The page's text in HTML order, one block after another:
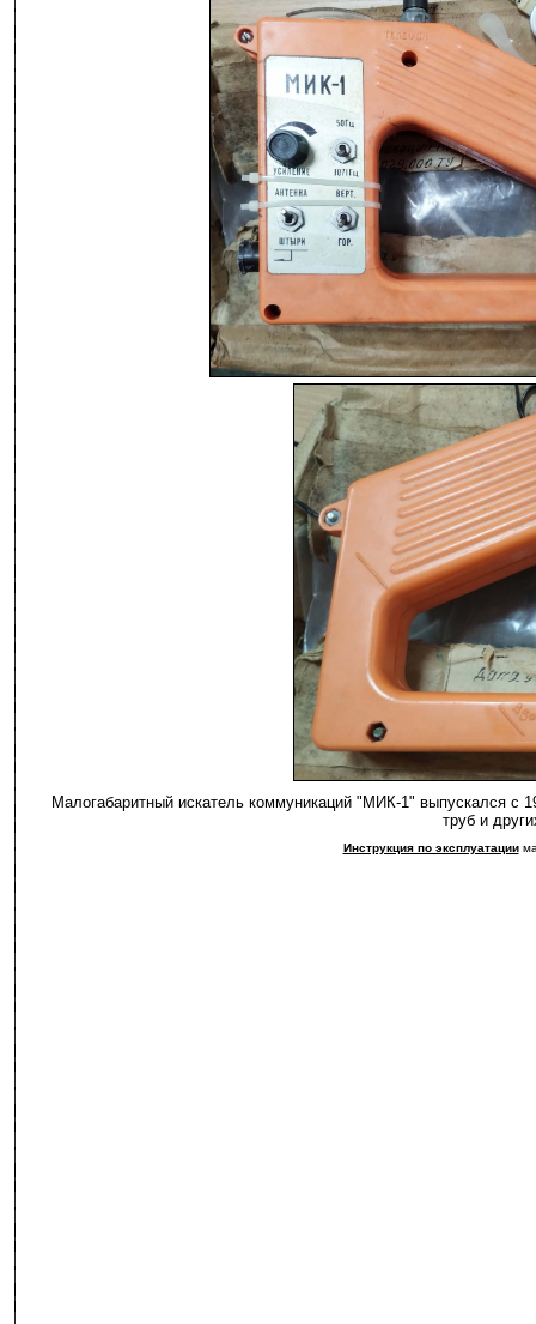
Малогабаритный искатель коммуникаций "МИК-1" выпускался с
труб и
Инструкция по эксплуатации